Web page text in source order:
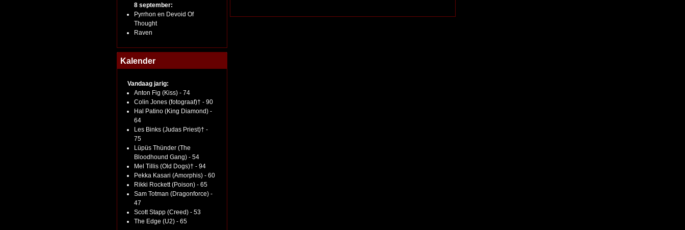
8 september:
Pyrrhon en Devoid Of
Thought
Raven
Kalender
Vandaag jarig:
Anton Fig (Kiss) - 74
Colin Jones (fotograaf)† - 90
Hal Patino (King Diamond) -
64
Les Binks (Judas Priest)† -
75
Lüpüs Thünder (The
Bloodhound Gang) - 54
Mel Tillis (Old Dogs)† - 94
Pekka Kasari (Amorphis) - 60
Rikki Rockett (Poison) - 65
Sam Totman (Dragonforce) -
47
Scott Stapp (Creed) - 53
The Edge (U2) - 65